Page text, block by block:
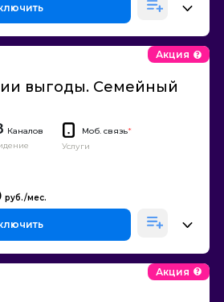
выгоды. Семейный
Акция
Каналов
Моб. связь*
Услуги
Акция